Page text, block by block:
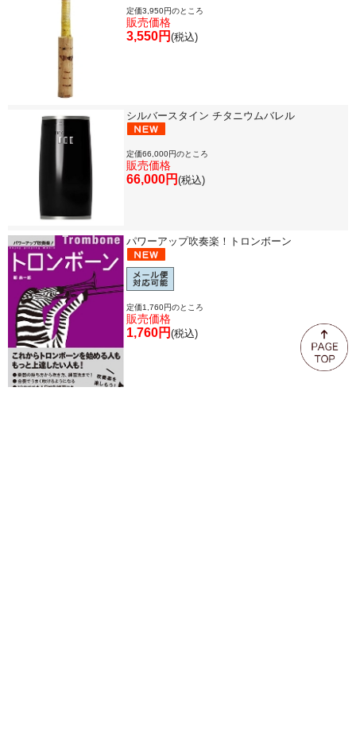
定価3,950円のところ
販売価格
3,550円 (税込)
シルバースタイン チタニウムバレル
定価66,000円のところ
販売価格
66,000円 (税込)
パワーアップ吹奏楽！トロンボーン
定価1,760円のところ
販売価格
1,760円 (税込)